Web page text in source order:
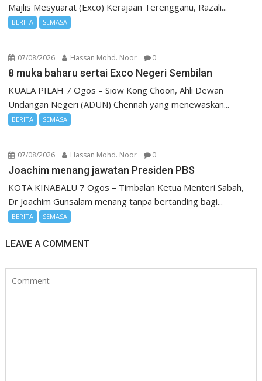
Majlis Mesyuarat (Exco) Kerajaan Terengganu, Razali...
BERITA SEMASA
07/08/2026 Hassan Mohd. Noor 0
8 muka baharu sertai Exco Negeri Sembilan
KUALA PILAH 7 Ogos – Siow Kong Choon, Ahli Dewan
Undangan Negeri (ADUN) Chennah yang menewaskan...
BERITA SEMASA
07/08/2026 Hassan Mohd. Noor 0
Joachim menang jawatan Presiden PBS
KOTA KINABALU 7 Ogos – Timbalan Ketua Menteri Sabah,
Dr Joachim Gunsalam menang tanpa bertanding bagi...
BERITA SEMASA
LEAVE A COMMENT